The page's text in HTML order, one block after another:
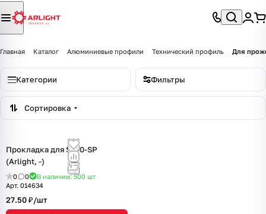
Главная Каталог Алюминиевые профили Технический профиль Для
Категории Фильтры
Сортировка
Прокладка для SL80-SP
(Arlight, -)
0 0 В наличии: 500 шт
Арт. 014634
27.50 ₽/шт